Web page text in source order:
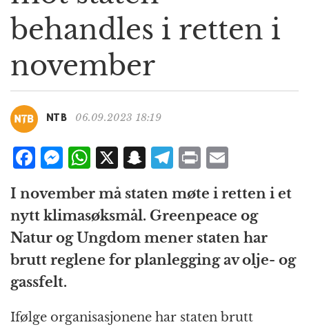
a
behandles i retten i
november
NTB 06.09.2023 18:19
F
c
e
b
o
o
k
M
e
ss
e
n
g
e
r
W
at
s
A
p
X S
a
p
c
h
T
e
g
r
a
P
ri
n
t
ai
l
I november må staten møte i retten i et
nytt klimasøksmål. Greenpeace og
Natur og Ungdom mener staten har
brutt reglene for planlegging av olje- og
gassfelt.
Ifølge organisasjonene har staten brutt